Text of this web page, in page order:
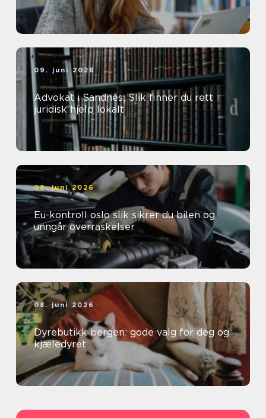
09. juni 2026
Advokat i Sandnes: Slik finner du rett
juridisk hjelp lokalt
08. juni 2026
Eu-kontroll oslo slik sikrer du bilen og
unngår overraskelser
08. juni 2026
Dyrebutikk bergen: gode valg for deg og
kjæledyret